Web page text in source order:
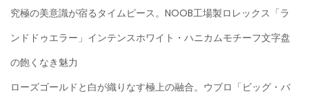
究極の美意識が宿るタイムピース。NOOB工場製ロレックス「ラ
ンドドゥエラー」インテンスホワイト・ハニカムモチーフ文字盘
の飽くなき魅力
ローズゴールドと白が織りなす極上の融合。ウブロ「ビッグ・バ